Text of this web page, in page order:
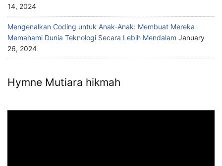
14, 2024
Mengenalkan Coding untuk Anak-Anak: Membuat Mereka
Memahami Dunia Teknologi Secara Lebih Mendalam January
26, 2024
Hymne Mutiara hikmah